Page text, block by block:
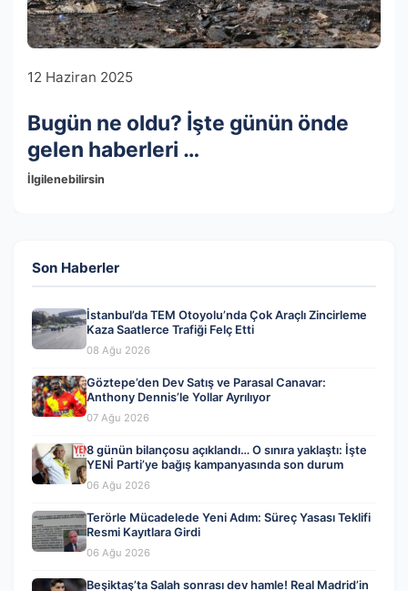
12 Haziran 2025
Bugün ne oldu? İşte günün önde
gelen haberleri …
İlgilenebilirsin
Son Haberler
İstanbul’da TEM Otoyolu’nda Çok Araçlı Zincirleme
Kaza Saatlerce Trafiği Felç Etti
08 Ağu 2026
Göztepe’den Dev Satış ve Parasal Canavar:
Anthony Dennis’le Yollar Ayrılıyor
07 Ağu 2026
8 günün bilançosu açıklandı… O sınıra yaklaştı: İşte
YENİ Parti’ye bağış kampanyasında son durum
06 Ağu 2026
Terörle Mücadelede Yeni Adım: Süreç Yasası Teklifi
Resmi Kayıtlara Girdi
06 Ağu 2026
Beşiktaş’ta Salah sonrası dev hamle! Real Madrid’in